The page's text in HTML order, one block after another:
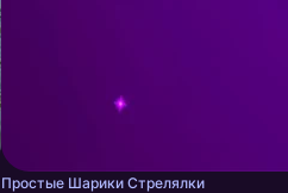
Простые Шарики Стрелялки